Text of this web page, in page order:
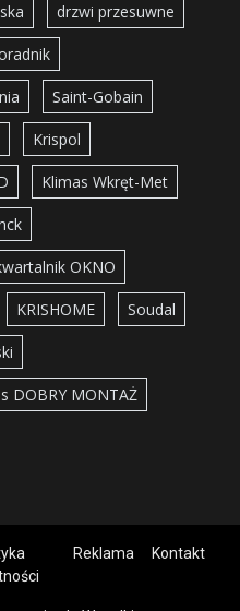
drzwi przesuwne
Saint-Gobain
Krispol
Klimas Wkręt-Met
OKNO
KRISHOME Soudal
DOBRY MONTAŻ
Reklama Kontakt